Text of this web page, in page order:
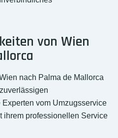
von Wien
nach Palma de Mallorca
vom Umzugsservice
ihrem professionellen Service